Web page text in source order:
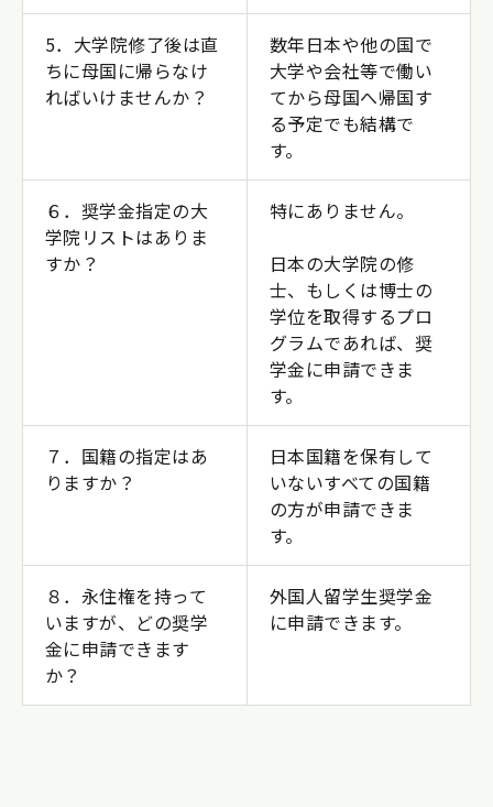
5．大学院修了後は直
ちに母国に帰らなけ
ればいけませんか？
数年日本や他の国で
大学や会社等で働い
てから母国へ帰国す
る予定でも結構で
す。
６．奨学金指定の大
学院リストはありま
すか？
特にありません。
日本の大学院の修
士、もしくは博士の
学位を取得するプロ
グラムであれば、奨
学金に申請できま
す。
７．国籍の指定はあ
りますか？
日本国籍を保有して
いないすべての国籍
の方が申請できま
す。
８．永住権を持って
いますが、どの奨学
金に申請できます
か？
外国人留学生奨学金
に申請できます。